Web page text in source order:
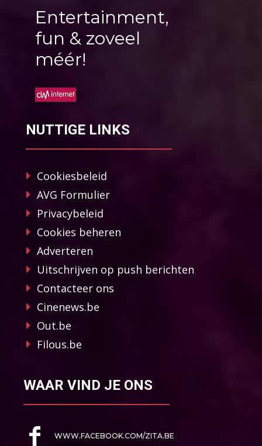
Entertainment,
fun & zoveel
méér!
NUTTIGE LINKS
Cookiesbeleid
AVG Formulier
Privacybeleid
Cookies beheren
Adverteren
Uitschrijven op push berichten
Contacteer ons
Cinenews.be
Out.be
Filous.be
WAAR VIND JE ONS
WWW.FACEBOOK.COM/ZITA.BE